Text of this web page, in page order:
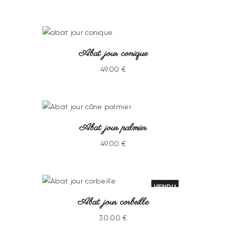
Abat jour conique
49.00 €
Abat jour palmier
49.00 €
VENDU
Abat jour corbeille
30.00 €